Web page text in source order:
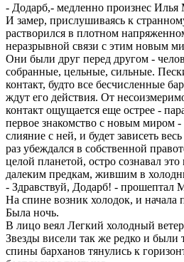
- Додарб,- медленно произнес Илья
И замер, прислушиваясь к
растворился в плотном
неразрывной связи с этим новым
Они были друг перед другом -
собранные, цельные, сильные.
контакт, будто все бесчисленные
ждут его действия. От
контакт ощущается еще острее -
первое знакомство с новым миром
слияние с ней, и будет зависеть
раз убеждался в собственной
целой планетой, остро сознавал
далеким предкам, жившим в
- Здравствуй, Додарб! - прошептал
На спине возник холодок, и начала
Была ночь.
В лицо веял Легкий холодный
Звезды висели так же редко и
спины барханов тянулись к